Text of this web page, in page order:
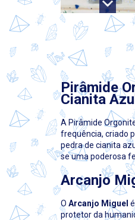
Pirâmide
Cianita
A Pirâmide
frequência, criado
pedra de cianita
se uma poderosa
Arcanjo
O Arcanjo Miguel
protetor da